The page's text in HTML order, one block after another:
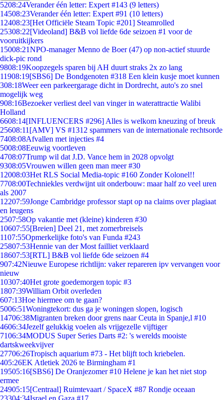
5208:24Verander één letter: Expert #143 (9 letters)
14508:23Verander één letter: Expert #91 (10 letters)
12408:23[Het Officiële Steam Topic #201] Steamrolled
25308:22[Videoland] B&B vol liefde 6de seizoen #1 voor de
vooruitkijkers
15008:21NPO-manager Menno de Boer (47) op non-actief stuurde
dick-pic rond
9808:19Koopzegels sparen bij AH duurt straks 2x zo lang
11908:19[SBS6] De Bondgenoten #318 Een klein kusje moet kunnen
308:18Weer een parkeergarage dicht in Dordrecht, auto's zo snel
mogelijk weg
908:16Bezoeker verliest deel van vinger in waterattractie Walibi
Holland
6608:14[INFLUENCERS #296] Alles is welkom kneuzing of breuk
25608:11 [AMV] VS #1312 spammers van de internationale rechtsorde
7408:08Afvallen met injecties #4
5008:08Eeuwig voortleven
4708:07Trump wil dat J.D. Vance hem in 2028 opvolgt
9308:05Vrouwen willen geen man meer #30
12008:03Het RLS Social Media-topic #160 Zonder Kolonel!!
7708:00Techniekles verdwijnt uit onderbouw: maar half zo veel uren
als 2007
12207:59Jonge Cambridge professor stapt op na claims over plagiaat
en leugens
2507:58Op vakantie met (kleine) kinderen #30
10607:55[Breien] Deel 21, met zomerbreisels
1107:55Opmerkelijke foto's van Funda #243
25807:53Hennie van der Most failliet verklaard
18607:53[RTL] B&B vol liefde 6de seizoen #4
907:42Nieuwe Europese richtlijn: vaker repareren ipv vervangen voor
nieuw
10307:40Het grote goedemorgen topic #3
1807:39William Orbit overleden
607:13Hoe hiermee om te gaan?
5006:51Woningtekort: dus ga je woningen slopen, logisch
14706:38Migranten breken door grens naar Ceuta in Spanje,l #10
4606:34Jezelf gelukkig voelen als vrijgezelle vijftiger
7106:34MODUS Super Series Darts #2: 's werelds mooiste
dartskweekvijver
27706:26Tropisch aquarium #73 - Het blijft toch kriebelen.
405:26EK Atletiek 2026 te Birmingham #1
19505:16[SBS6] De Oranjezomer #10 Helene je kan het niet stop
ermee
24905:15[Centraal] Ruimtevaart / SpaceX #87 Rondje oceaan
23304:34Israel en Gaza #17